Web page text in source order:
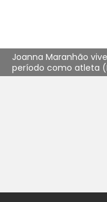
Joanna Maranhão
período como atleta